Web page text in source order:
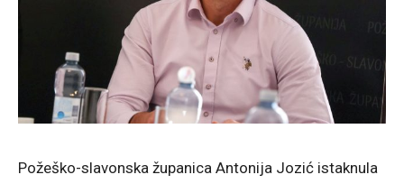
Požeško-slavonska županica Antonija Jozić istaknula